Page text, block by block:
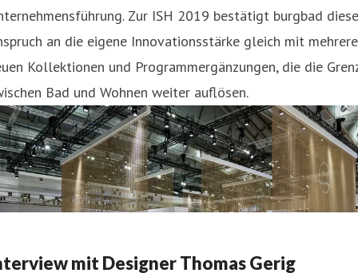
Zur ISH 2019 bestätigt burgbad
an die eigene Innovationsstärke gleich mit
Kollektionen und Programmergänzungen, die die
Bad und Wohnen weiter auflösen.
mit Designer Thomas Gerig